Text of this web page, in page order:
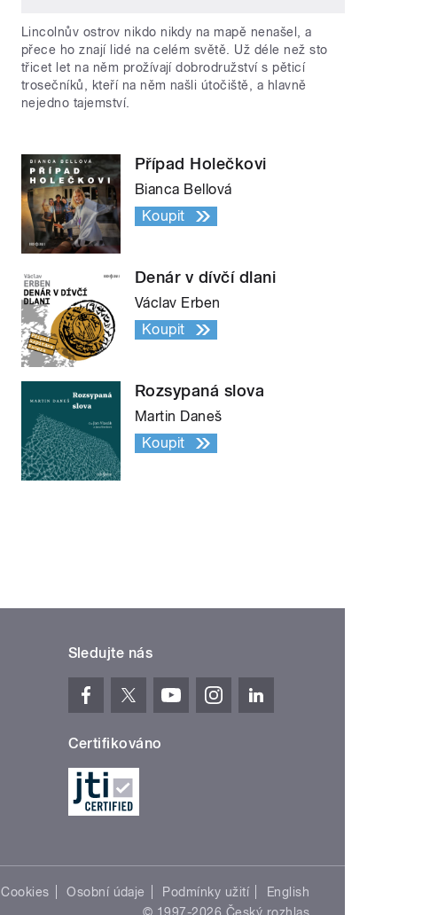
Lincolnův ostrov nikdo nikdy na mapě nenašel, a
přece ho znají lidé na celém světě. Už déle než sto
třicet let na něm prožívají dobrodružství s pěticí
trosečníků, kteří na něm našli útočiště, a hlavně
nejedno tajemství.
Případ Holečkovi
Bianca Bellová
Koupit
Denár v dívčí dlani
Václav Erben
Koupit
Rozsypaná slova
Martin Daneš
Koupit
Sledujte nás
Certifikováno
Cookies Osobní údaje Podmínky užití
English